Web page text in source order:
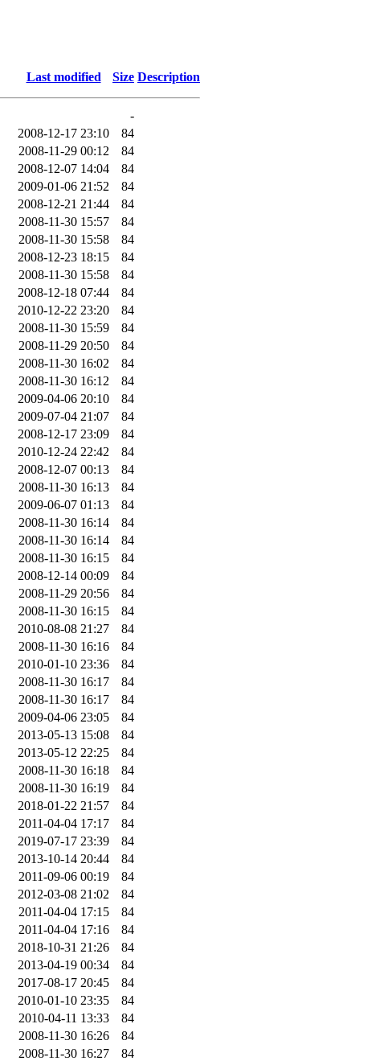
Last modified Size Description
-
2008-12-17 23:10
84
2008-11-29 00:12
84
2008-12-07 14:04
84
2009-01-06 21:52
84
2008-12-21 21:44
84
2008-11-30 15:57
84
2008-11-30 15:58
84
2008-12-23 18:15
84
2008-11-30 15:58
84
2008-12-18 07:44
84
2010-12-22 23:20
84
2008-11-30 15:59
84
2008-11-29 20:50
84
2008-11-30 16:02
84
2008-11-30 16:12
84
2009-04-06 20:10
84
2009-07-04 21:07
84
2008-12-17 23:09
84
2010-12-24 22:42
84
2008-12-07 00:13
84
2008-11-30 16:13
84
2009-06-07 01:13
84
2008-11-30 16:14
84
2008-11-30 16:14
84
2008-11-30 16:15
84
2008-12-14 00:09
84
2008-11-29 20:56
84
2008-11-30 16:15
84
2010-08-08 21:27
84
2008-11-30 16:16
84
2010-01-10 23:36
84
2008-11-30 16:17
84
2008-11-30 16:17
84
2009-04-06 23:05
84
2013-05-13 15:08
84
2013-05-12 22:25
84
2008-11-30 16:18
84
2008-11-30 16:19
84
2018-01-22 21:57
84
2011-04-04 17:17
84
2019-07-17 23:39
84
2013-10-14 20:44
84
2011-09-06 00:19
84
2012-03-08 21:02
84
2011-04-04 17:15
84
2011-04-04 17:16
84
2018-10-31 21:26
84
2013-04-19 00:34
84
2017-08-17 20:45
84
2010-01-10 23:35
84
2010-04-11 13:33
84
2008-11-30 16:26
84
2008-11-30 16:27
84